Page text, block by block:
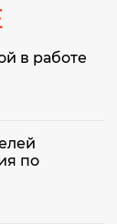
в работе
по